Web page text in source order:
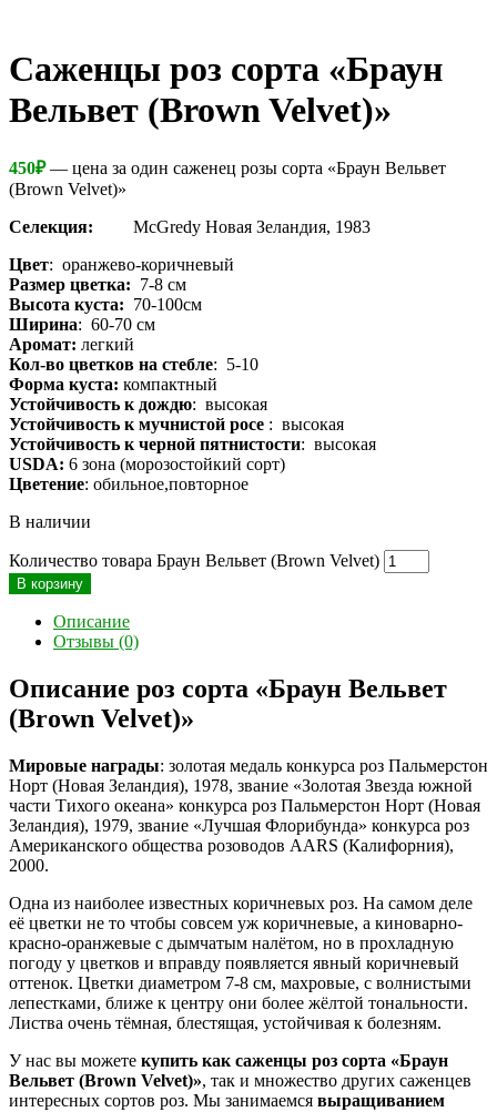
Cаженцы роз сорта «Браун
Вельвет (Brown Velvet)»
450₽— цена за один саженец розы сорта «Браун Вельвет
(Brown Velvet)»
Селекция: McGredy Новая Зеландия, 1983
Цвет: оранжево-коричневый
Размер цветка: 7-8 см
Высота куста: 70-100см
Ширина: 60-70 см
Аромат: легкий
Кол-во цветков на стебле: 5-10
Форма куста: компактный
Устойчивость к дождю: высокая
Устойчивость к мучнистой росе : высокая
Устойчивость к черной пятнистости: высокая
USDA: 6 зона (морозостойкий сорт)
Цветение: обильное,повторное
В наличии
Количество товара Браун Вельвет (Brown Velvet)
В корзину
Описание
Отзывы (0)
Описание роз сорта «Браун Вельвет
(Brown Velvet)»
Мировые награды: золотая медаль конкурса роз Пальмерстон
Норт (Новая Зеландия), 1978, звание «Золотая Звезда южной
части Тихого океана» конкурса роз Пальмерстон Норт (Новая
Зеландия), 1979, звание «Лучшая Флорибунда» конкурса роз
Американского общества розоводов AARS (Калифорния),
2000.
Одна из наиболее известных коричневых роз. На самом деле
её цветки не то чтобы совсем уж коричневые, а киноварно-
красно-оранжевые с дымчатым налётом, но в прохладную
погоду у цветков и вправду появляется явный коричневый
оттенок. Цветки диаметром 7-8 см, махровые, с волнистыми
лепестками, ближе к центру они более жёлтой тональности.
Листва очень тёмная, блестящая, устойчивая к болезням.
У нас вы можете купить как саженцы роз сорта «Браун
Вельвет (Brown Velvet)», так и множество других саженцев
интересных сортов роз. Мы занимаемся выращиванием